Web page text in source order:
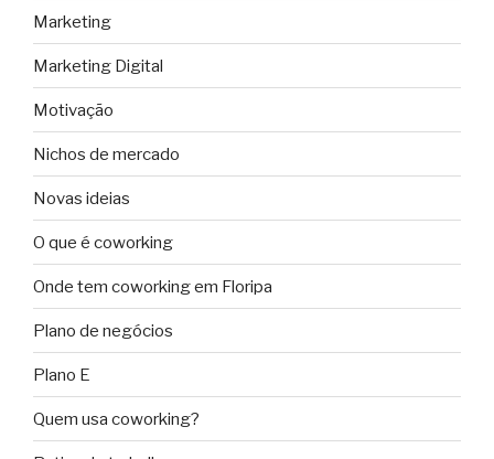
Marketing
Marketing Digital
Motivação
Nichos de mercado
Novas ideias
O que é coworking
Onde tem coworking em Floripa
Plano de negócios
Plano E
Quem usa coworking?